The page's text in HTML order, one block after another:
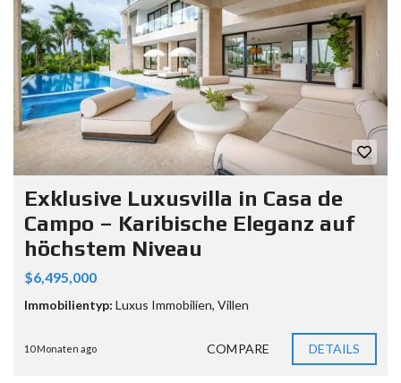
Exklusive Luxusvilla in Casa de
Campo – Karibische Eleganz auf
höchstem Niveau
$6,495,000
Immobilientyp: Luxus Immobilien, Villen
10 Monaten ago COMPARE DETAILS